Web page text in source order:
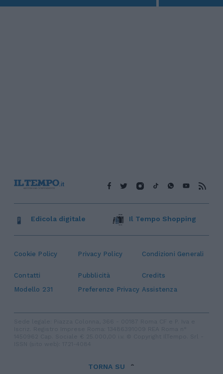
Cookie Policy Privacy Policy Condizioni Generali
Contatti Pubblicità
Credits
Modello 231
Preferenze Privacy Assistenza
Edicola digitale Il Tempo Shopping
TORNA SU